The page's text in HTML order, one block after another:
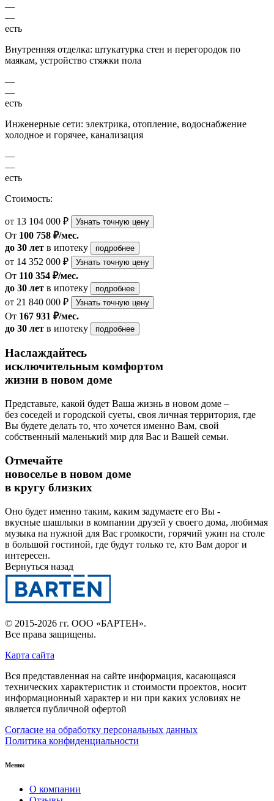
—
—
есть
Внутренняя отделка: штукатурка стен и перегородок по
маякам, устройство стяжки пола
—
—
есть
Инженерные сети: электрика, отопление, водоснабжение
холодное и горячее, канализация
—
—
есть
Стоимость:
от 13 104 000 ₽ Узнать точную цену
От 100 758 ₽/мес.
до 30 лет в ипотеку подробнее
от 14 352 000 ₽ Узнать точную цену
От 110 354 ₽/мес.
до 30 лет в ипотеку подробнее
от 21 840 000 ₽ Узнать точную цену
От 167 931 ₽/мес.
до 30 лет в ипотеку подробнее
Наслаждайтесь
исключительным комфортом
жизни в новом доме
Представьте, какой будет Ваша жизнь в новом доме –
без соседей и городской суеты, своя личная территория, где
Вы будете делать то, что хочется именно Вам, свой
собственный маленький мир для Вас и Вашей семьи.
Отмечайте
новоселье в новом доме
в кругу близких
Оно будет именно таким, каким задумаете его Вы -
вкусные шашлыки в компании друзей у своего дома, любимая
музыка на нужной для Вас громкости, горячий ужин на столе
в большой гостиной, где будут только те, кто Вам дорог и
интересен.
Вернуться назад
© 2015-2026 гг. ООО «БАРТЕН».
Все права защищены.
Карта сайта
Вся представленная на сайте информация, касающаяся
технических характеристик и стоимости проектов, носит
информационный характер и ни при каких условиях не
является публичной офертой
Согласие на обработку персональных данных
Политика конфиденциальности
Меню:
О компании